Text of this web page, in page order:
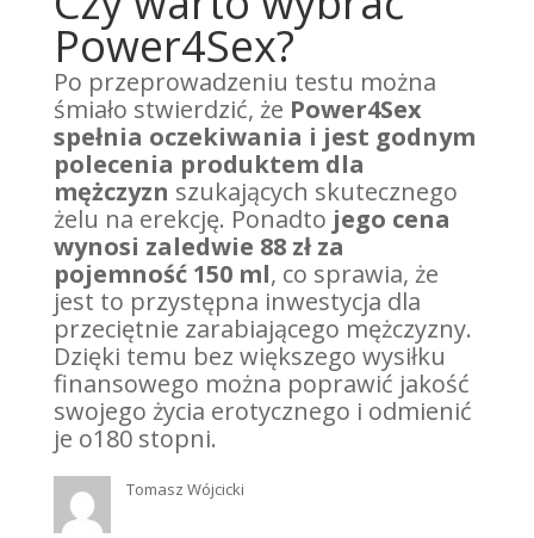
Power4Sex?
Po przeprowadzeniu testu można
śmiało stwierdzić, że Power4Sex
spełnia oczekiwania i jest godnym
polecenia produktem dla
mężczyzn szukających skutecznego
żelu na erekcję. Ponadto jego cena
wynosi zaledwie 88 zł za
pojemność 150 ml, co sprawia, że
jest to przystępna inwestycja dla
przeciętnie zarabiającego mężczyzny.
Dzięki temu bez większego wysiłku
finansowego można poprawić jakość
swojego życia erotycznego i odmienić
je o180 stopni.
Tomasz Wójcicki